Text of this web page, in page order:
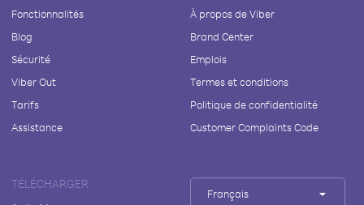
Fonctionnalités
Blog
Sécurité
Viber Out
Tarifs
Assistance
À propos de Viber
Brand Center
Emplois
Termes et conditions
Politique de confidentialité
Customer Complaints Code
TÉLÉCHARGER
Français